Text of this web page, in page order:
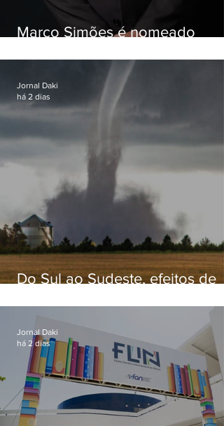
Marco Simões é nomeado
Do Sul ao Sudeste, efeitos de
apreensão na população
Jornal Daki
há 2 dias
Jornal Daki
há 2 dias